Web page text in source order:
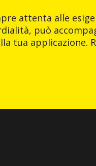
attenta alle
può
tua applicazione.